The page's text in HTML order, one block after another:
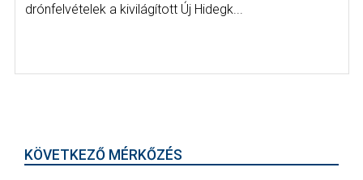
drónfelvételek a kivilágított Új Hidegk...
KÖVETKEZŐ MÉRKŐZÉS